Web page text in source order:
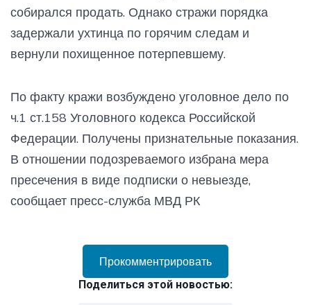
собирался продать. Однако стражи порядка
задержали ухтинца по горячим следам и
вернули похищенное потерпевшему.
По факту кражи возбуждено уголовное дело по
ч.1 ст.158 Уголовного кодекса Российской
Федерации. Получены признательные показания.
В отношении подозреваемого избрана мера
пресечения в виде подписки о невыезде,
сообщает пресс-служба МВД РК
Прокомментрировать
Поделиться этой новостью: